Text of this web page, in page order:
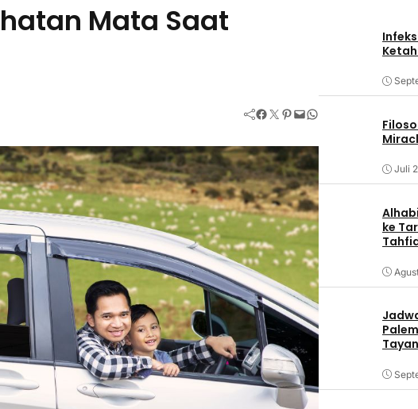
Mata Saat
Facebook Twitter Pinterest Mail WhatsApp
Juli
ke